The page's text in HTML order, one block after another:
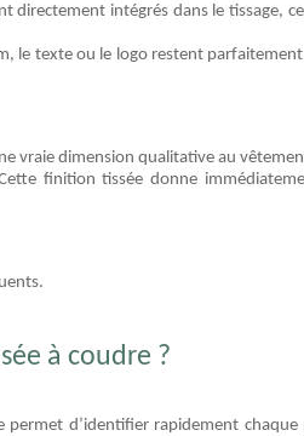
directement intégrés dans le tissage,
le texte ou le logo restent
vraie dimension qualitative au
finition tissée donne
à coudre ?
d’identifier rapidement